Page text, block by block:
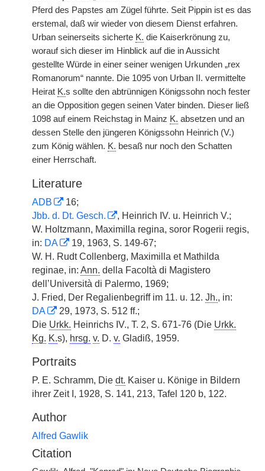
Pferd des Papstes am Zügel führte. Seit Pippin ist es das
erstemal, daß wir wieder von diesem Dienst erfahren.
Urban seinerseits sicherte K. die Kaiserkrönung zu,
worauf sich dieser im Hinblick auf die in Aussicht
gestellte Würde in einer seiner wenigen Urkunden „rex
Romanorum“ nannte. Die 1095 von Urban II. vermittelte
Heirat K.s sollte den abtrünnigen Königssohn noch fester
an die Opposition gegen seinen Vater binden. Dieser ließ
1098 auf einem Reichstag in Mainz K. absetzen und an
dessen Stelle den jüngeren Königssohn Heinrich (V.)
zum König wählen. K. besaß nur noch den Schatten
einer Herrschaft.
Literature
ADB
16;
Jbb. d. Dt. Gesch.
, Heinrich IV. u. Heinrich V.;
W. Holtzmann, Maximilla regina, soror Rogerii regis,
in: DA
19, 1963, S. 149-67;
W. H. Rudt Collenberg, Maximilla et Mathilda
reginae, in: Ann. della Facoltà di Magistero
dell’Università di Palermo, 1969;
J. Fried, Der Regalienbegriff im 11. u. 12. Jh., in:
DA
29, 1973, S. 512 ff.;
Die Urkk. Heinrichs IV., T. 2, S. 671-76 (Die Urkk.
Kg. K.s), hrsg. v. D. v. Gladiß, 1959.
Portraits
P. E. Schramm, Die dt. Kaiser u. Könige in Bildern
ihrer Zeit I, 1928, S. 141, 213, Tafel 120 b, 122.
Author
Alfred Gawlik
Citation